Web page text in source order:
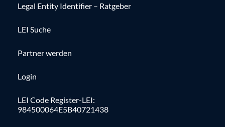
Legal Entity Identifier – Ratgeber
LEI Suche
Partner werden
Login
LEI Code Register-LEI:
984500064E5B40721438